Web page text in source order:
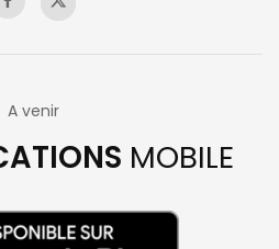
A venir
MOBILE